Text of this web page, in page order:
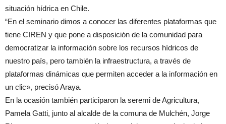
situación hídrica en Chile.
“En el seminario dimos a conocer las diferentes plataformas que
tiene CIREN y que pone a disposición de la comunidad para
democratizar la información sobre los recursos hídricos de
nuestro país, pero también la infraestructura, a través de
plataformas dinámicas que permiten acceder a la información en
un clic», precisó Araya.
En la ocasión también participaron la seremi de Agricultura,
Pamela Gatti, junto al alcalde de la comuna de Mulchén, Jorge